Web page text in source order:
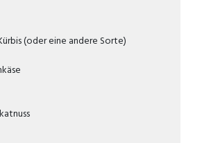
(oder eine andere Sorte)